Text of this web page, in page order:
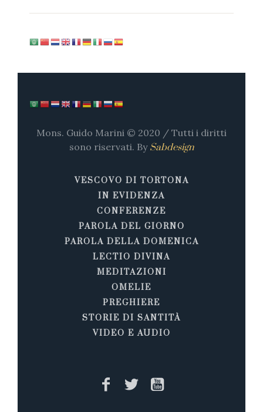
Mons. Guido Marini © 2020 / Tutti i diritti
sono riservati. By Sabdesign
VESCOVO DI TORTONA
IN EVIDENZA
CONFERENZE
PAROLA DEL GIORNO
PAROLA DELLA DOMENICA
LECTIO DIVINA
MEDITAZIONI
OMELIE
PREGHIERE
STORIE DI SANTITÀ
VIDEO E AUDIO